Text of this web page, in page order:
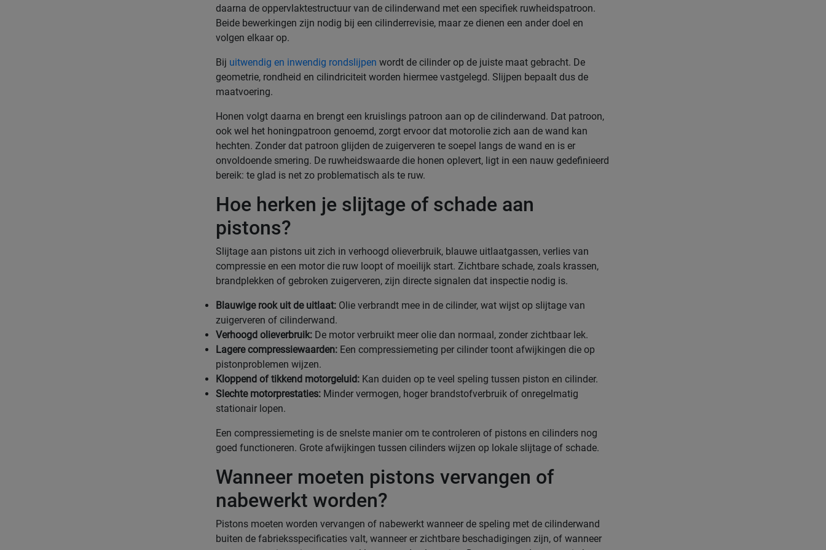
daarna de oppervlaktestructuur van de cilinderwand met een specifiek ruwheidspatroon.
Beide bewerkingen zijn nodig bij een cilinderrevisie, maar ze dienen een ander doel en
volgen elkaar op.
Bij uitwendig en inwendig rondslijpen wordt de cilinder op de juiste maat gebracht. De
geometrie, rondheid en cilindriciteit worden hiermee vastgelegd. Slijpen bepaalt dus de
maatvoering.
Honen volgt daarna en brengt een kruislings patroon aan op de cilinderwand. Dat patroon,
ook wel het honingpatroon genoemd, zorgt ervoor dat motorolie zich aan de wand kan
hechten. Zonder dat patroon glijden de zuigerveren te soepel langs de wand en is er
onvoldoende smering. De ruwheidswaarde die honen oplevert, ligt in een nauw gedefinieerd
bereik: te glad is net zo problematisch als te ruw.
Hoe herken je slijtage of schade aan
pistons?
Slijtage aan pistons uit zich in verhoogd olieverbruik, blauwe uitlaatgassen, verlies van
compressie en een motor die ruw loopt of moeilijk start. Zichtbare schade, zoals krassen,
brandplekken of gebroken zuigerveren, zijn directe signalen dat inspectie nodig is.
Blauwige rook uit de uitlaat: Olie verbrandt mee in de cilinder, wat wijst op slijtage van
zuigerveren of cilinderwand.
Verhoogd olieverbruik: De motor verbruikt meer olie dan normaal, zonder zichtbaar lek.
Lagere compressiewaarden: Een compressiemeting per cilinder toont afwijkingen die op
pistonproblemen wijzen.
Kloppend of tikkend motorgeluid: Kan duiden op te veel speling tussen piston en cilinder.
Slechte motorprestaties: Minder vermogen, hoger brandstofverbruik of onregelmatig
stationair lopen.
Een compressiemeting is de snelste manier om te controleren of pistons en cilinders nog
goed functioneren. Grote afwijkingen tussen cilinders wijzen op lokale slijtage of schade.
Wanneer moeten pistons vervangen of
nabewerkt worden?
Pistons moeten worden vervangen of nabewerkt wanneer de speling met de cilinderwand
buiten de fabrieksspecificaties valt, wanneer er zichtbare beschadigingen zijn, of wanneer